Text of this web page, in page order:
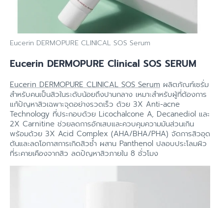
Eucerin DERMOPURE CLINICAL SOS Serum
Eucerin DERMOPURE Clinical SOS SERUM
Eucerin DERMOPURE CLINICAL SOS Serum ผลิตภัณฑ์เซรั่ม
สำหรับคนเป็นสิวในระดับน้อยถึงปานกลาง เหมาะสำหรับผู้ที่ต้องการ
แก้ปัญหาสิวเฉพาะจุดอย่างรวดเร็ว ด้วย 3X Anti-acne
Technology ที่ประกอบด้วย Licochalcone A, Decanediol และ
2X Carnitine ช่วยลดการอักเสบและควบคุมความมันส่วนเกิน
พร้อมด้วย 3X Acid Complex (AHA/BHA/PHA) จัดการสิวอุด
ตันและลดโอกาสการเกิดสิวซ้ำ ผสาน Panthenol ปลอบประโลมผิว
ที่ระคายเคืองจากสิว ลดปัญหาสิวภายใน 8 ชั่วโมง